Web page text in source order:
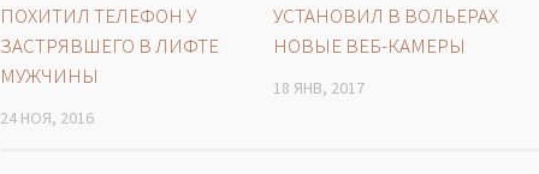
ПОХИТИЛ ТЕЛЕФОН У
ЗАСТРЯВШЕГО В ЛИФТЕ
МУЖЧИНЫ
24 НОЯ, 2016
УСТАНОВИЛ В ВОЛЬЕРАХ
НОВЫЕ ВЕБ-КАМЕРЫ‍
18 ЯНВ, 2017